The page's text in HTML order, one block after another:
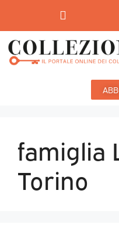
famiglia
Torino